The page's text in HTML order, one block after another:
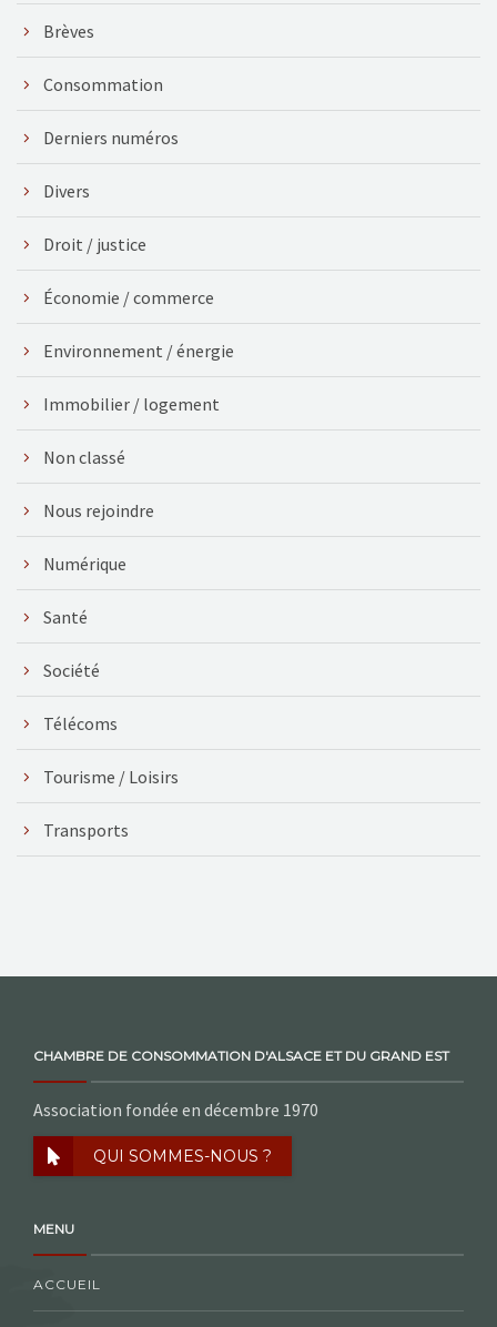
Brèves
Consommation
Derniers numéros
Divers
Droit / justice
Économie / commerce
Environnement / énergie
Immobilier / logement
Non classé
Nous rejoindre
Numérique
Santé
Société
Télécoms
Tourisme / Loisirs
Transports
CHAMBRE DE CONSOMMATION D'ALSACE ET DU GRAND EST
Association fondée en décembre 1970
QUI SOMMES-NOUS ?
MENU
ACCUEIL